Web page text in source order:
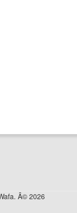
Â© 2026